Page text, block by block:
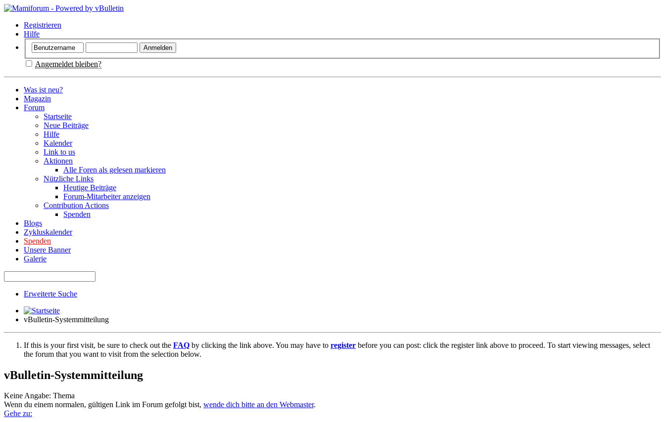
Registrieren
Hilfe
Angemeldet bleiben?
Was ist neu?
Magazin
Forum
Startseite
Neue Beiträge
Hilfe
Kalender
Link to us
Aktionen
Alle Foren als gelesen markieren
Nützliche Links
Heutige Beiträge
Forum-Mitarbeiter anzeigen
Contribution Actions
Spenden
Blogs
Zykluskalender
Spenden
Unsere Banner
Galerie
Erweiterte Suche
vBulletin-Systemmitteilung
If this is your first visit, be sure to check out the FAQ by clicking the link above. You may have to register before you can post: click the register link above to proceed. To start viewing messages, select
the forum that you want to visit from the selection below.
vBulletin-Systemmitteilung
Keine Angabe: Thema
Wenn du einem normalen, gültigen Link im Forum gefolgt bist, wende dich bitte an den Webmaster.
Gehe zu: